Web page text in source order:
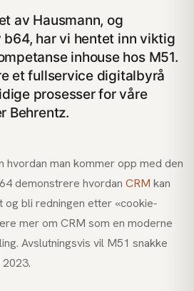
av Hausmann, og
b64, har vi hentet inn viktig
inhouse hos M51.
et fullservice digitalbyrå
prosesser for våre
Behrentz.
hvordan man kommer opp med den
demonstrere hvordan CRM kan
og bli redningen etter «cookie-
mer om CRM som en moderne
Avslutningsvis vil M51 snakke
2023.